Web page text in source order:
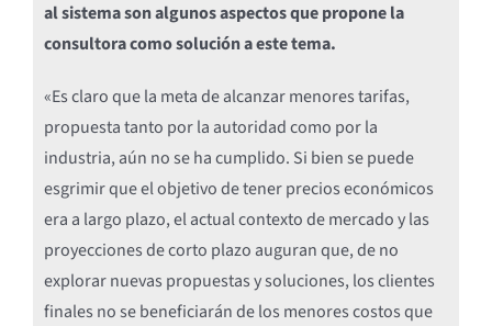
al sistema son algunos aspectos que propone la
consultora como solución a este tema.
«Es claro que la meta de alcanzar menores tarifas,
propuesta tanto por la autoridad como por la
industria, aún no se ha cumplido. Si bien se puede
esgrimir que el objetivo de tener precios económicos
era a largo plazo, el actual contexto de mercado y las
proyecciones de corto plazo auguran que, de no
explorar nuevas propuestas y soluciones, los clientes
finales no se beneficiarán de los menores costos que